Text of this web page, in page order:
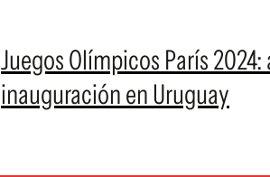
Juegos Olímpicos París
inauguración en Uruguay